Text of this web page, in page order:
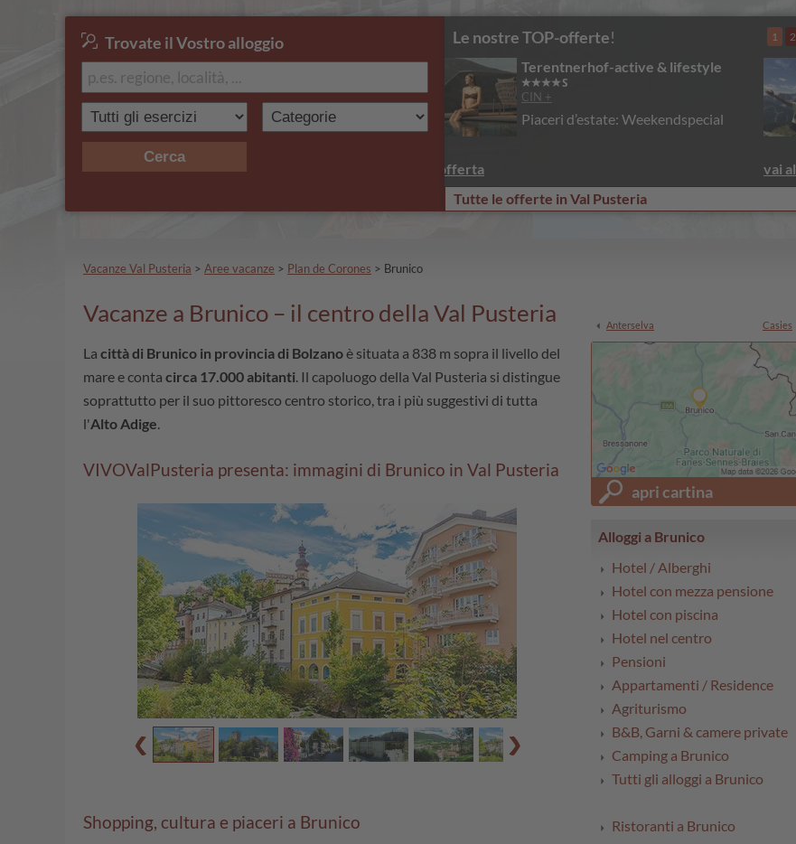
Trovate il Vostro alloggio
Cerca
Le nostre TOP-offerte!
Il Tyrol
Yoga settembre con Elena Ferraris
vai all'offerta
1 2
Tutte le offerte in Val Pusteria
Vacanze Val Pusteria > Aree vacanze > Plan de Corones > Brunico
Vacanze a Brunico – il centro della Val Pusteria Anterselva Casies
La città di Brunico in provincia di Bolzanoè situata a 838 m sopra il livello del
mare e conta circa 17.000 abitanti. Il capoluogo della Val Pusteria si distingue
soprattutto per il suo pittoresco centro storico, tra i più suggestivi di tutta
l'Alto Adige.
VIVOValPusteria presenta: immagini di Brunico in Val Pusteria
Shopping, cultura e piaceri a Brunico
apri cartina
Alloggi a Brunico
Hotel / Alberghi
Hotel con mezza pensione
Hotel con piscina
Hotel nel centro
Pensioni
Appartamenti / Residence
Agriturismo
B&B, Garni & camere private
Camping a Brunico
Tutti gli alloggi a Brunico
Ristoranti a Brunico